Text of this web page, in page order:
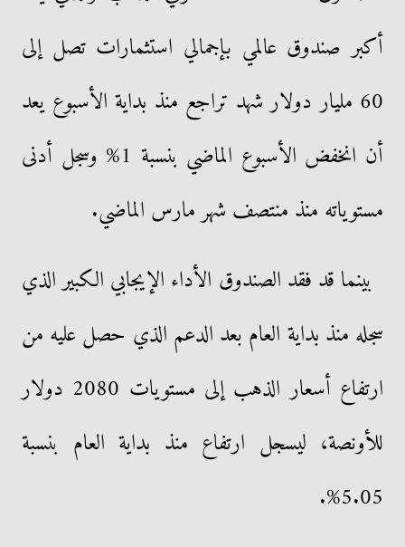
أكبر صندوق عالمي بإجمالي استثمارات تصل إلى
60 مليار دولار شهد تراجع منذ بداية الأسبوع يعد
أن انخفض الأسبوع الماضي بنسبة 1% وسجل أدنى
مستوياته منذ منتصف شهر مارس الماضي.
بينما قد فقد الصندوق الأداء الإيجابي الكبير الذي
سجله منذ بداية العام بعد الدعم الذي حصل عليه من
ارتفاع أسعار الذهب إلى مستويات 2080 دولار
للأونصة، ليسجل ارتفاع منذ بداية العام بنسبة
5.05%.